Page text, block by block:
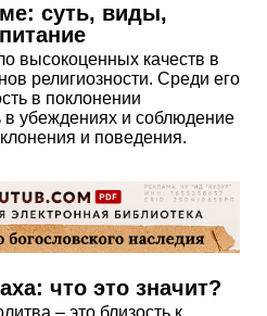
суть, виды,
высокоценных качеств в
религиозности. Среди его
в поклонении
в убеждениях и соблюдение
и поведения.
что это значит?